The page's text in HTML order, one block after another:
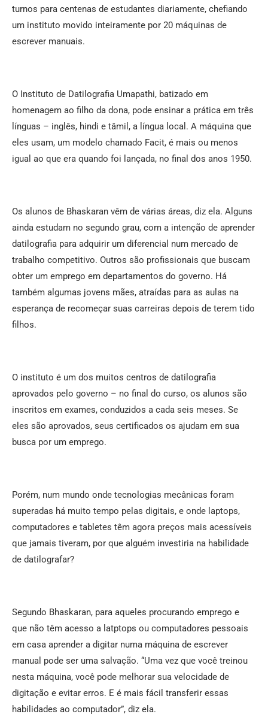
turnos para centenas de estudantes diariamente, chefiando
um instituto movido inteiramente por 20 máquinas de
escrever manuais.
O Instituto de Datilografia Umapathi, batizado em
homenagem ao filho da dona, pode ensinar a prática em três
línguas – inglês, hindi e tâmil, a língua local. A máquina que
eles usam, um modelo chamado Facit, é mais ou menos
igual ao que era quando foi lançada, no final dos anos 1950.
Os alunos de Bhaskaran vêm de várias áreas, diz ela. Alguns
ainda estudam no segundo grau, com a intenção de aprender
datilografia para adquirir um diferencial num mercado de
trabalho competitivo. Outros são profissionais que buscam
obter um emprego em departamentos do governo. Há
também algumas jovens mães, atraídas para as aulas na
esperança de recomeçar suas carreiras depois de terem tido
filhos.
O instituto é um dos muitos centros de datilografia
aprovados pelo governo – no final do curso, os alunos são
inscritos em exames, conduzidos a cada seis meses. Se
eles são aprovados, seus certificados os ajudam em sua
busca por um emprego.
Porém, num mundo onde tecnologias mecânicas foram
superadas há muito tempo pelas digitais, e onde laptops,
computadores e tabletes têm agora preços mais acessíveis
que jamais tiveram, por que alguém investiria na habilidade
de datilografar?
Segundo Bhaskaran, para aqueles procurando emprego e
que não têm acesso a latptops ou computadores pessoais
em casa aprender a digitar numa máquina de escrever
manual pode ser uma salvação. “Uma vez que você treinou
nesta máquina, você pode melhorar sua velocidade de
digitação e evitar erros. E é mais fácil transferir essas
habilidades ao computador”, diz ela.